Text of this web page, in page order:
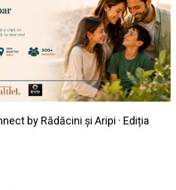
by Rădăcini și Aripi · Ediția